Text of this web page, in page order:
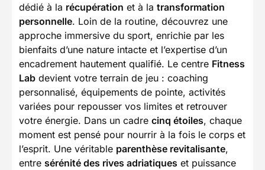
dédié à la récupération et à la transformation
personnelle. Loin de la routine, découvrez une
approche immersive du sport, enrichie par les
bienfaits d’une nature intacte et l’expertise d’un
encadrement hautement qualifié. Le centre Fitness
Lab devient votre terrain de jeu : coaching
personnalisé, équipements de pointe, activités
variées pour repousser vos limites et retrouver
votre énergie. Dans un cadre cinq étoiles, chaque
moment est pensé pour nourrir à la fois le corps et
l’esprit. Une véritable parenthèse revitalisante,
entre sérénité des rives adriatiques et puissance